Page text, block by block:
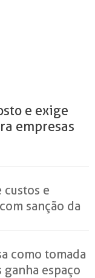
e exige
empresas
custos e
sanção da
como tomada
ganha espaço